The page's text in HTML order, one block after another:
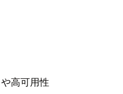
高可用性